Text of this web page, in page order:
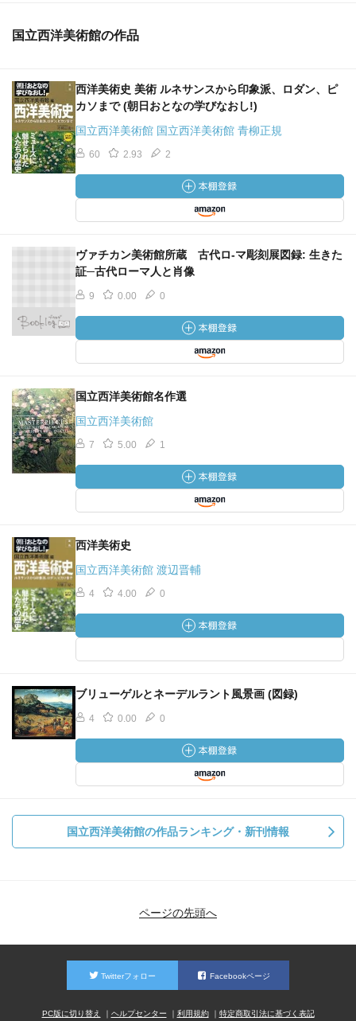
国立西洋美術館の作品
西洋美術史 美術 ルネサンスから印象派、ロダン、ピ
カソまで (朝日おとなの学びなおし!)
国立西洋美術館 国立西洋美術館 青柳正規
60 2.93 2
ヴァチカン美術館所蔵 古代ロ-マ彫刻展図録: 生きた
証─古代ローマ人と肖像
9 0.00 0
国立西洋美術館名作選
国立西洋美術館
7 5.00 1
西洋美術史
国立西洋美術館 渡辺晋輔
4 4.00 0
ブリューゲルとネーデルラント風景画 (図録)
4 0.00 0
国立西洋美術館の作品ランキング・新刊情報
ページの先頭へ
Twitterフォロー Facebookページ
PC版に切り替え ヘルプセンター 利用規約 特定商取引法に基づく表記